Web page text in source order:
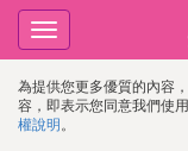
為提供您更多優質的內容
容，即表示您同意我們使
權說明 。
Toggle
navigation